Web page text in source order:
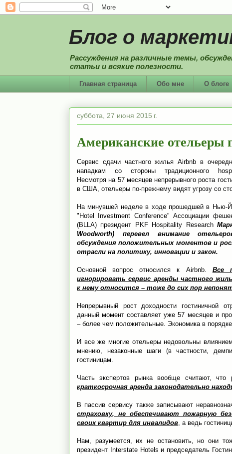
Блог о
Рассуждения на различные темы,
статьи и всякие полезности.
Главная страница Обо мне О блоге
суббота, 27 июня 2015 г.
Американские отельеры
Сервис сдачи частного жилья Airbnb в
нападкам со стороны традиционного
Несмотря на 57 месяцев непрерывного роста
в США, отельеры по-прежнему видят угрозу со
На минувшей неделе в ходе прошедшей в Нью-
"Hotel Investment Conference" Ассоциации
(BLLA) президент PKF Hospitality Research
Woodworth) перевел внимание
обсуждения положительных моментов и
отрасли на политику, инновации и закон.
Основной вопрос относился к Airbnb. Все
игнорировать сервис аренды частного
к нему относится – тоже до сих пор
Непрерывный рост доходности гостиничной
данный момент составляет уже 57 месяцев и
– более чем положительные. Экономика в
И все же многие отельеры недовольны
мнению, незаконные шаги (в частности,
гостиницам.
Часть экспертов рынка вообще считают,
краткосрочная аренда законодательно
В пассив сервису также записывают
страховку, не обеспечивают пожарную
своих квартир для инвалидов , а ведь
Нам, разумеется, их не остановить, но они
президент Interstate Hotels и председатель